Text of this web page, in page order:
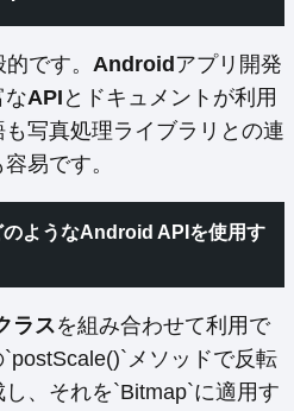
です。 Androidアプリ開発
なAPI とドキュメントが利用
写真処理ライブラリとの連
易です。
ようなAndroid APIを使用す
ラスを組み合わせて利用で
`postScale()`メソッドで反転
、それを`Bitmap`に適用す